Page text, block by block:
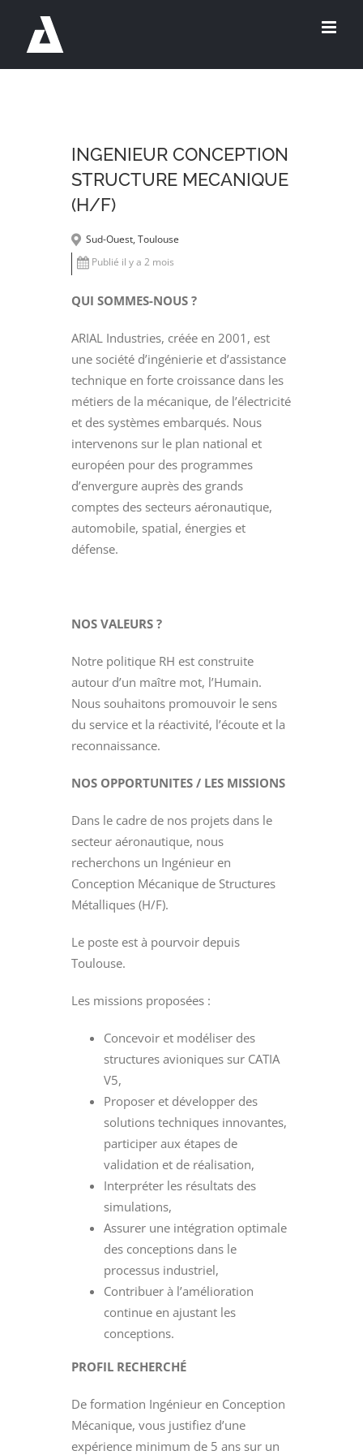
contenu
INGENIEUR CONCEPTION
STRUCTURE MECANIQUE
(H/F)
Sud-Ouest, Toulouse
Publié il y a 2 mois
QUI SOMMES-NOUS ?
ARIAL Industries, créée en 2001, est
une société d’ingénierie et d’assistance
technique en forte croissance dans les
métiers de la mécanique, de l’électricité
et des systèmes embarqués. Nous
intervenons sur le plan national et
européen pour des programmes
d’envergure auprès des grands
comptes des secteurs aéronautique,
automobile, spatial, énergies et
défense.
NOS VALEURS ?
Notre politique RH est construite
autour d’un maître mot, l’Humain.
Nous souhaitons promouvoir le sens
du service et la réactivité, l’écoute et la
reconnaissance.
NOS OPPORTUNITES / LES MISSIONS
Dans le cadre de nos projets dans le
secteur aéronautique, nous
recherchons un Ingénieur en
Conception Mécanique de Structures
Métalliques (H/F).
Le poste est à pourvoir depuis
Toulouse.
Les missions proposées :
Concevoir et modéliser des
structures avioniques sur CATIA
V5,
Proposer et développer des
solutions techniques innovantes,
participer aux étapes de
validation et de réalisation,
Interpréter les résultats des
simulations,
Assurer une intégration optimale
des conceptions dans le
processus industriel,
Contribuer à l’amélioration
continue en ajustant les
conceptions.
PROFIL RECHERCHÉ
De formation Ingénieur en Conception
Mécanique, vous justifiez d’une
expérience minimum de 5 ans sur un